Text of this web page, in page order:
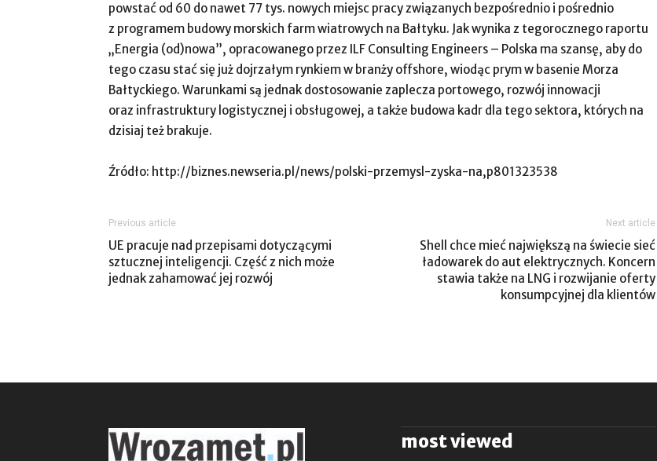
powstać od 60 do nawet 77 tys. nowych miejsc pracy związanych bezpośrednio i pośrednio
z programem budowy morskich farm wiatrowych na Bałtyku. Jak wynika z tegorocznego raportu
„Energia (od)nowa”, opracowanego przez ILF Consulting Engineers – Polska ma szansę, aby do
tego czasu stać się już dojrzałym rynkiem w branży offshore, wiodąc prym w basenie Morza
Bałtyckiego. Warunkami są jednak dostosowanie zaplecza portowego, rozwój innowacji
oraz infrastruktury logistycznej i obsługowej, a także budowa kadr dla tego sektora, których na
dzisiaj też brakuje.
Źródło: http://biznes.newseria.pl/news/polski-przemysl-zyska-na,p801323538
Previous article
UE pracuje nad przepisami dotyczącymi
sztucznej inteligencji. Część z nich może
jednak zahamować jej rozwój
Next article
Shell chce mieć największą na świecie sieć
ładowarek do aut elektrycznych. Koncern
stawia także na LNG i rozwijanie oferty
konsumpcyjnej dla klientów
most viewed